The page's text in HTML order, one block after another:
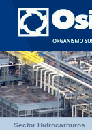
Sector Hidrocarburos